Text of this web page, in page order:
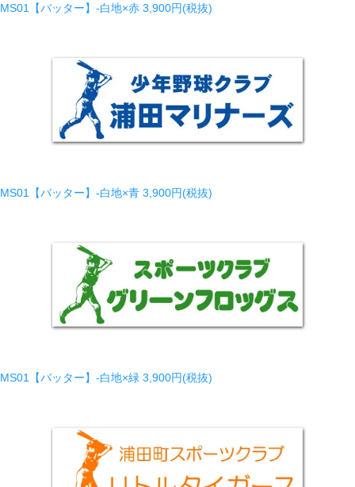
MS01【バッター】-白地×赤 3,900円(税抜)
MS01【バッター】-白地×青 3,900円(税抜)
MS01【バッター】-白地×緑 3,900円(税抜)